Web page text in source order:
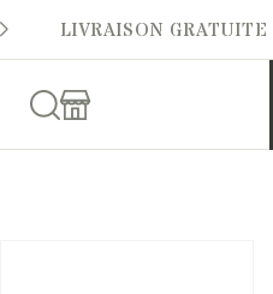
LIVRAISON GRATUITE